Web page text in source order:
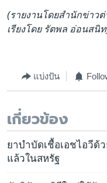
(รายงานโดยสำนักข่าวต่
เรียงโดย รัตพล อ่อนสนิ
แบ่งปัน
เกี่ยวข้อง
ยาบำบัดเชื้อเอชไอวี
แล้วในสหรัฐ